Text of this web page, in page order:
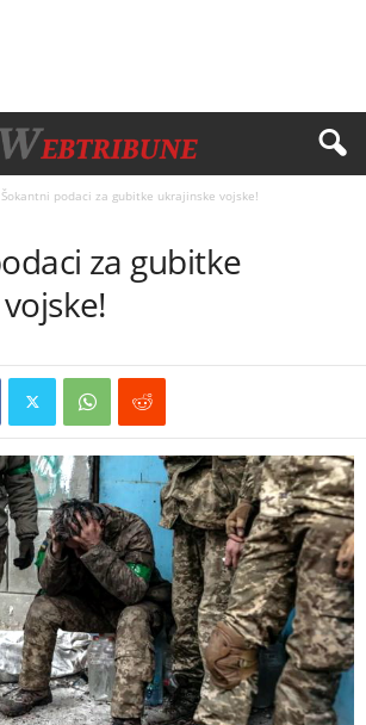
Šokantni podaci za gubitke ukrajinske vojske!
za gubitke